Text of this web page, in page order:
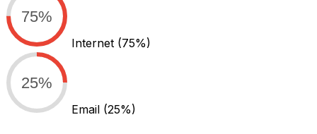
75%
Internet (75%)
25%
Email (25%)